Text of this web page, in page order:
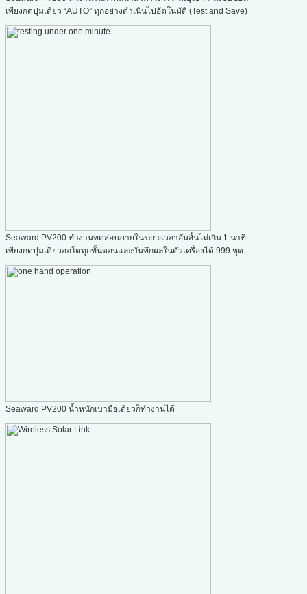
เพียงกดปุ่มเดียว “AUTO” ทุกอย่างดำเนินไปอัตโนมัติ (Test and Save)
Seaward PV200 ทำงานทดสอบภายในระยะเวลาอันสั้นไม่เกิน 1 นาที
เพียงกดปุ่มเดียวออโตทุกขั้นตอนและบันทึกผลในตัวเครื่องได้ 999 ชุด
Seaward PV200 น้ำหนักเบามือเดียวก็ทำงานได้